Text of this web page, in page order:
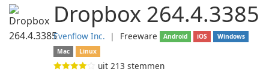
Dropbox 264.4.3385
Evenflow Inc. ❘ Freeware Android iOS
Windows
Mac
Linux
uit 213 stemmen